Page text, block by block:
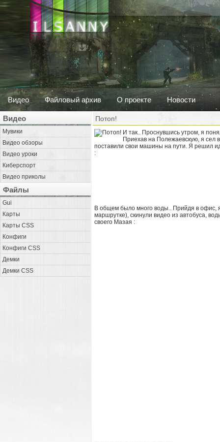
Видео Файловый архив О проекте Новости
Видео
Мувики
Видео обзоры
Видео уроки
Киберспорт
Видео приколы
Файлы
Gui
Карты
Карты CSS
Конфиги
Конфиги CSS
Демки
Демки CSS
Потоп!
И так.. Проснувшись утром, я
Приехав на Полежаевскую, я сел
поставили свои машины на пути. Я решил
:
В общем было много воды.. Прийдя в офис, я
маршрутке), скинули видео из автобуса,
своего Мазая :